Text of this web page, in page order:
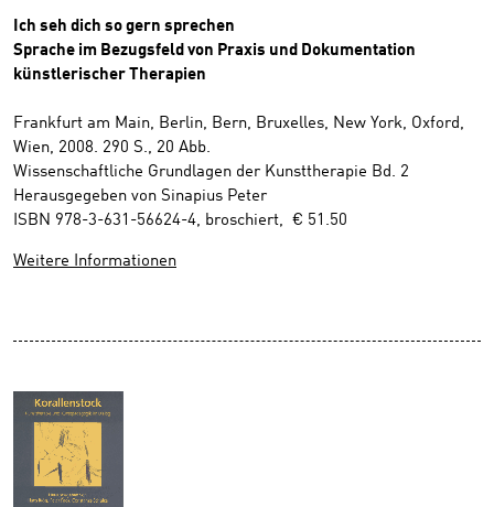
Ich seh dich so gern sprechen
Sprache im Bezugsfeld von Praxis und Dokumentation
künstlerischer Therapien
Frankfurt am Main, Berlin, Bern, Bruxelles, New York, Oxford,
Wien, 2008. 290 S., 20 Abb.
Wissenschaftliche Grundlagen der Kunsttherapie Bd. 2
Herausgegeben von Sinapius Peter
ISBN 978-3-631-56624-4, broschiert, € 51.50
Weitere Informationen